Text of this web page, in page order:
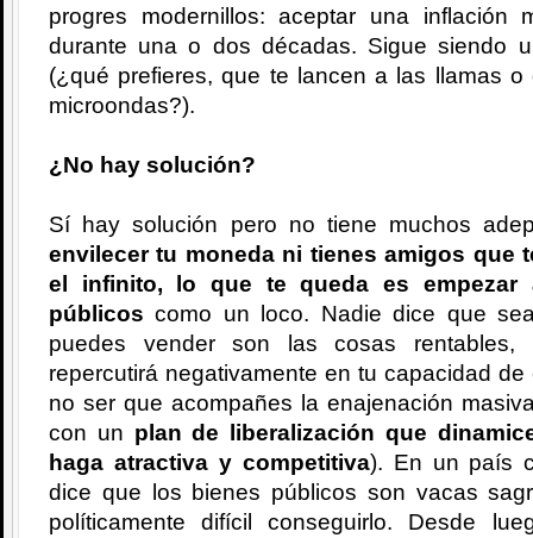
progres modernillos: aceptar una inflación
durante una o dos décadas. Sigue siendo
(¿qué prefieres, que te lancen a las llamas
microondas?).
¿No hay solución?
Sí hay solución pero no tiene muchos
envilecer tu moneda ni tienes amigos que
el infinito, lo que te queda es empezar
públicos como un loco. Nadie dice que
puedes vender son las cosas
repercutirá negativamente en tu capacidad
no ser que acompañes la enajenación
con un plan de liberalización que
haga atractiva y competitiva). En un país
dice que los bienes públicos son vacas
políticamente difícil conseguirlo. Desde